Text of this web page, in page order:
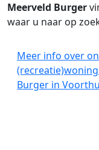
Meerveld Burger
waar u naar op
Meer info over
Burger in